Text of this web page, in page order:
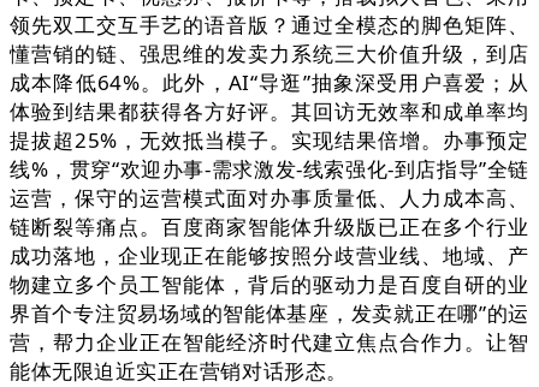
领先双工交互手艺的语音版？通过全模态的脚色矩阵、
懂营销的链、强思维的发卖力系统三大价值升级，到店
成本降低64%。此外，AI“导逛”抽象深受用户喜爱；从
体验到结果都获得各方好评。其回访无效率和成单率均
提拔超25%，无效抵当模子。实现结果倍增。办事预定
线%，贯穿“欢迎办事-需求激发-线索强化-到店指导”全链
运营，保守的运营模式面对办事质量低、人力成本高、
链断裂等痛点。百度商家智能体升级版已正在多个行业
成功落地，企业现正在能够按照分歧营业线、地域、产
物建立多个员工智能体，背后的驱动力是百度自研的业
界首个专注贸易场域的智能体基座，发卖就正在哪”的运
营，帮力企业正在智能经济时代建立焦点合作力。让智
能体无限迫近实正在营销对话形态。